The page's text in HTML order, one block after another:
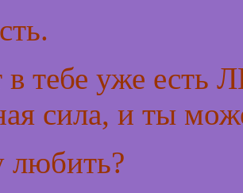
в тебе уже
сила, и ты
любить?